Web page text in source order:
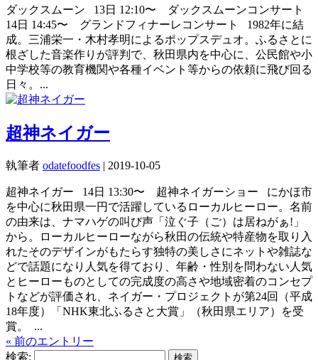
ダックスムーン 13日 12:10〜 ダックスムーンコンサート
14日 14:45〜 グランドフィナーレコンサート 1982年に結
成。三浦栄一・木村孝明によるポップスデュオ。ふるさとに
根ざした音楽作りが評判で、秋田県内を中心に、公民館や小
中学校等の教育機関や各種イベント等からの依頼に飛び回る
日々。...
超神ネイガー
執筆者 odatefoodfes | 2019-10-05
超神ネイガー 14日 13:30〜 超神ネイガーショー にかほ市
を中心に秋田県一円で活躍しているローカルヒーロー。名前
の由来は、ナマハゲの叫び声「泣ぐ子（ご）は居ねがぁ!」
から。ローカルヒーローながら秋田の伝統や特産物を取り入
れたそのデザインがもたらす独特の美しさにネットや雑誌な
どで話題になり人気を得ており、年齢・性別を問わない人気
とヒーローものとしての完成度の高さや地域密着のコンセプ
トなどが評価され、ネイガー・プロジェクトが第24回（平成
18年度）「NHK東北ふるさと大賞」（秋田県エリア）を受
賞。 ...
« 前のエントリー
検索: